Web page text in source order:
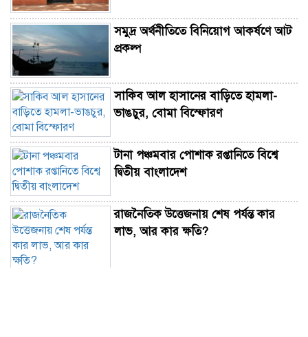
সমুদ্র অর্থনীতিতে বিনিয়োগ আকর্ষণে আট
প্রকল্প
সাকিব আল হাসানের বাড়িতে হামলা-
ভাঙচুর, বোমা বিস্ফোরণ
টানা পঞ্চমবার পোশাক রপ্তানিতে বিশ্বে
দ্বিতীয় বাংলাদেশ
রাজনৈতিক উত্তেজনায় শেষ পর্যন্ত কার
লাভ, আর কার ক্ষতি?